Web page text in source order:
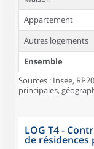
Appartement
Autres logements
Ensemble
Sources : Insee,
principales,
LOG T4 -
de résidences